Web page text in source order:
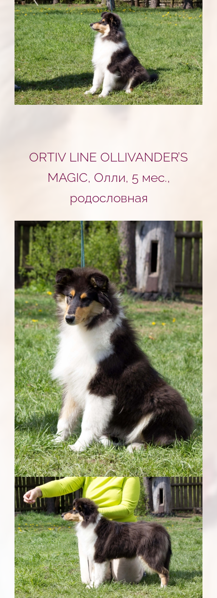
ORTIV LINE OLLIVANDER’S
MAGIC, Олли, 5 мес.,
родословная